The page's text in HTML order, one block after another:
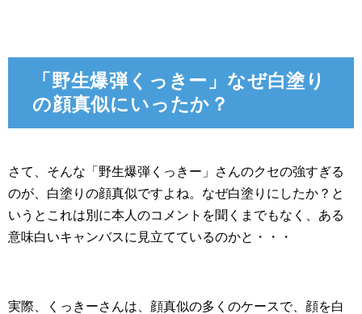
「野生爆弾くっきー」なぜ白塗り
の顔真似にいったか？
さて、そんな「野生爆弾くっきー」さんのクセの強すぎる
のが、白塗りの顔真似ですよね。なぜ白塗りにしたか？と
いうとこれは別に本人のコメントを聞くまでもなく、ある
意味白いキャンバスに見立てているのかと・・・
実際、くっきーさんは、顔真似の多くのケースで、顔を白